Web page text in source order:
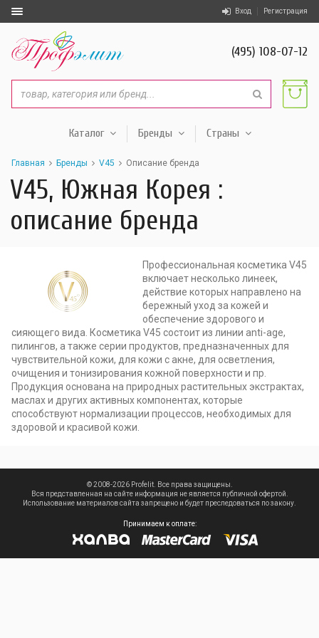
Вход Регистрация
(495) 108-07-12
Каталог Бренды Страны
Главная Бренды V45 Описание бренда
V45, Южная Корея :
описание бренда
Профессиональная косметика V45
включает несколько линеек,
действие которых направлено на
бережный уход за кожей и
обеспечение здорового и
сияющего вида. Косметика V45 состоит из линии anti-age,
пилингов, а также серии продуктов, предназначенных для
чувствительной кожи, для кожи с акне, для осветления,
очищения и тонизирования кожной поверхности и пр.
Продукция основана на природных растительных экстрактах,
маслах и других активных компонентах, которые
способствуют нормализации процессов, необходимых для
здоровой и красивой кожи.
© 2008-2026 Profelit. Все права защищены.
Вся представленная на сайте информация не является публичной офертой.
Использование материалов сайта запрещено и будет преследоваться по закону.
Принимаем к оплате: